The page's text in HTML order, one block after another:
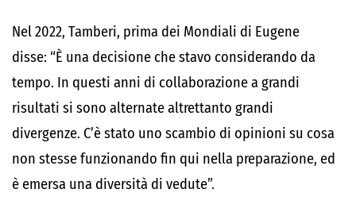
Nel 2022, Tamberi, prima dei Mondiali di Eugene
disse: “È una decisione che stavo considerando da
tempo. In questi anni di collaborazione a grandi
risultati si sono alternate altrettanto grandi
divergenze. C’è stato uno scambio di opinioni su cosa
non stesse funzionando fin qui nella preparazione, ed
è emersa una diversità di vedute”.